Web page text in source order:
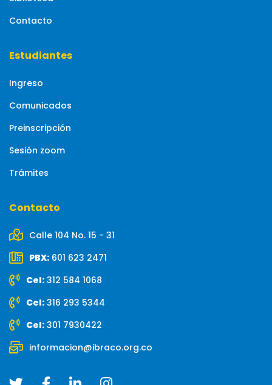
Contacto
Estudiantes
Ingreso
Comunicados
Preinscripción
Sesión zoom
Trámites
Contacto
Calle 104 No. 15 - 31
PBX: 601 623 2471
Cel: 312 584 1068
Cel: 316 293 5344
Cel: 301 7930422
informacion@ibraco.org.co